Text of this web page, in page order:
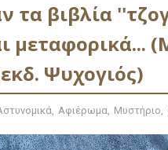
τα βιβλία
μεταφορικά...
Ψυχογιός)
, Αφιέρωμα, Μυστήριο,